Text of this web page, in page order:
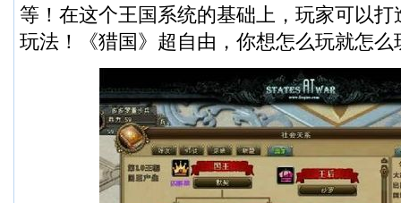
等！在这个王国系统的基础上，玩家可以
玩法！《猎国》超自由，你想怎么玩就怎么